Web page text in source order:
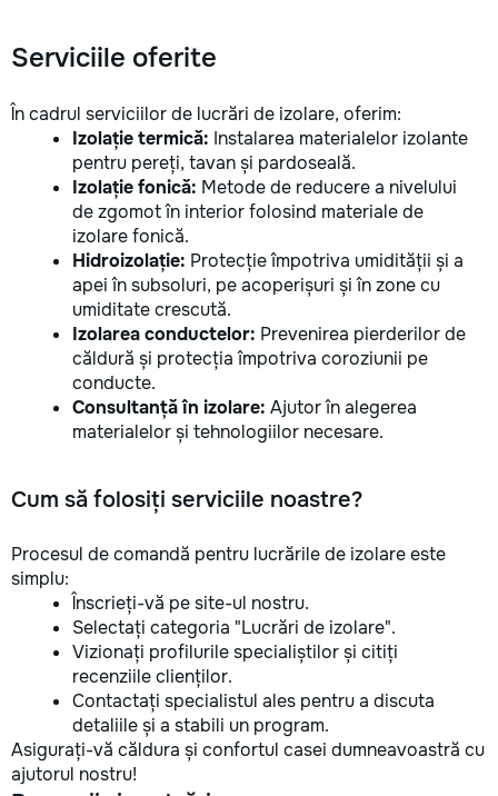
Serviciile oferite
În cadrul serviciilor de lucrări de izolare, oferim:
Izolație termică: Instalarea materialelor izolante
pentru pereți, tavan și pardoseală.
Izolație fonică: Metode de reducere a nivelului
de zgomot în interior folosind materiale de
izolare fonică.
Hidroizolație: Protecție împotriva umidității și a
apei în subsoluri, pe acoperișuri și în zone cu
umiditate crescută.
Izolarea conductelor: Prevenirea pierderilor de
căldură și protecția împotriva coroziunii pe
conducte.
Consultanță în izolare: Ajutor în alegerea
materialelor și tehnologiilor necesare.
Cum să folosiți serviciile noastre?
Procesul de comandă pentru lucrările de izolare este
simplu:
Înscrieți-vă pe site-ul nostru.
Selectați categoria "Lucrări de izolare".
Vizionați profilurile specialiștilor și citiți
recenziile clienților.
Contactați specialistul ales pentru a discuta
detaliile și a stabili un program.
Asigurați-vă căldura și confortul casei dumneavoastră cu
ajutorul nostru!